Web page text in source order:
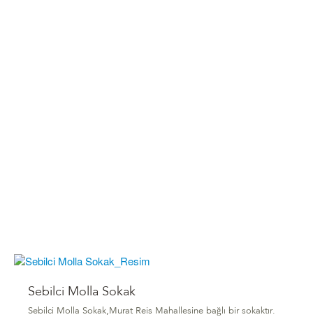
Sebilci Molla Sokak
Sebilci Molla Sokak,Murat Reis Mahallesine bağlı bir sokaktır.